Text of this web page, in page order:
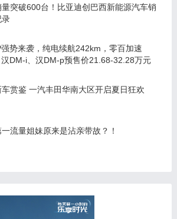
突破600台！比亚迪创巴西新能源汽车销
录
势来袭，纯电续航242km，零百加速
DM-i、汉DM-p预售价21.68-32.28万元
赏鉴 一汽丰田华南大区开启夏日狂欢
流量姐妹原来是沾亲带故？！